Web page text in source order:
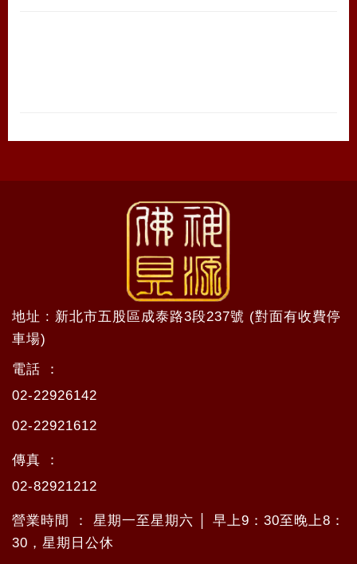
地址 : 新北市五股區成泰路3段237號 (對面有收費停
車場)
電話 ：
02-22926142
02-22921612
傳真 ：
02-82921212
營業時間 ： 星期一至星期六 │ 早上9：30至晚上8：
30，星期日公休